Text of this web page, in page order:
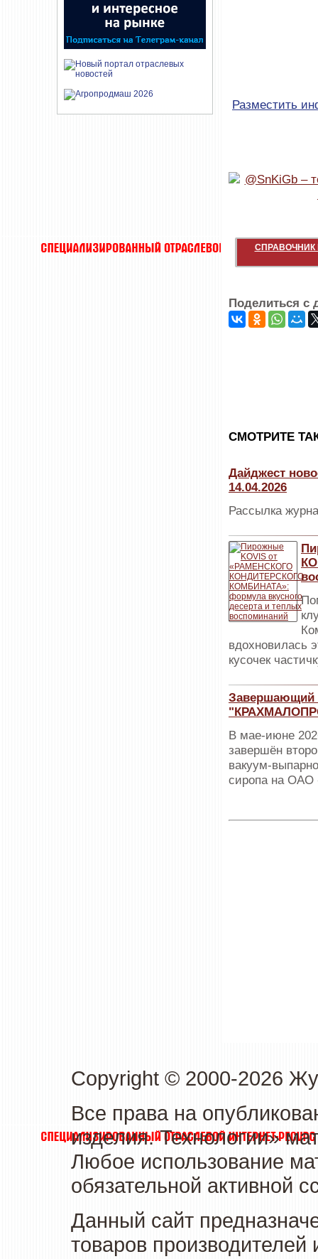
Разместить
СПРАВОЧНИК
Поделиться с
CМОТРИТЕ
Дайджест
14.04.2026
Рассылка
вдохновилась
кусочек
Завершающий
В мае-июне
завершён
вакуум-
сиропа на
Copyright © 2000-2026
Все права на
изделия. Технологии»
Любое использование
обязательной активной
Данный сайт
товаров